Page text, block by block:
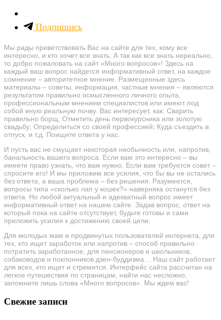
Подпишись
Мы рады приветствовать Вас на сайте для тех, кому все
интересно, и кто хочет все знать. А так как все знать нереально,
то добро пожаловать на сайт «Много вопросов»! Здесь на
каждый ваш вопрос найдется информативный ответ, на каждое
сомнение – авторитетное мнение. Размещенные здесь
материалы – советы, информация, частные мнения – являются
результатом правильно осмысленного личного опыта,
профессиональным мнением специалистов или имеют под
собой иную реальную почву. Вас интересует, как: Сварить
правильно борщ; Отметить день первокурсника или золотую
свадьбу; Определиться со своей профессией; Куда съездить в
отпуск, и т.д. Поищите ответа у нас.
И пусть вас не смущает некоторая необычность или, напротив,
банальность вашего вопроса. Если вам это интересно – вы
имеете право узнать, что вам нужно. Если вам требуется совет –
спросите его! И мы приложим все усилия, что бы вы не остались
без ответа, а ваша проблема – без решения. Разумеется,
вопросы типа «сколько лап у кошек?» наверняка останутся без
ответа. Но любой актуальный и адекватный вопрос имеет
информативный ответ на нашем сайте. Задав вопрос, ответ на
который пока на сайте отсутствует, будьте готовы и сами
приложить усилия к достижению своей цели.
Для молодых мам и продвинутых пользователей интернета, для
тех, кто ищет заработок или напротив – способ правильно
потратить заработанное, для пенсионеров и школьников,
собаководов и поклонников дзен-буддизма… Наш сайт работает
для всех, кто ищет и стремится. Интерфейс сайта рассчитан на
легкое путешествие по страницам, найти нас несложно,
запомните лишь слова «Много вопросов». Мы ждем вас!
Свежие записи